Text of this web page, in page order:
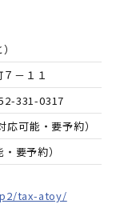
）
－１１
331-0317
可能・要予約）
要予約）
tax-atoy/